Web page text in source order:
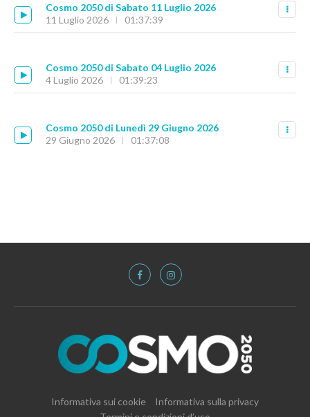
Cosmo 2050 di Sabato 11 Luglio 2026
11 Luglio 2026
01:37:39
Cosmo 2050 di Sabato 04 Luglio 2026
4 Luglio 2026
01:39:23
Cosmo 2050 di Lunedì 29 Giugno 2026
29 Giugno 2026
01:37:08
Informativa sui cookie
Informativa sulla privacy